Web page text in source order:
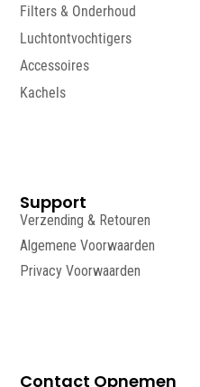
Filters & Onderhoud
Luchtontvochtigers
Accessoires
Kachels
Support
Verzending & Retouren
Algemene Voorwaarden
Privacy Voorwaarden
Contact Opnemen